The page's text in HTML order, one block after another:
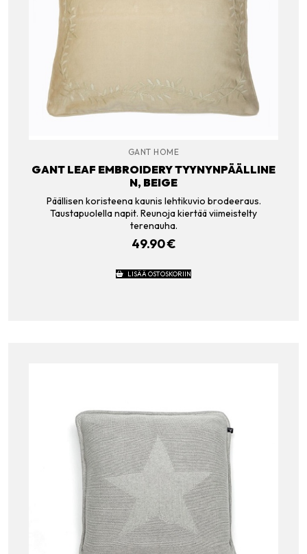
GANT HOME
GANT LEAF EMBROIDERY TYYNYNPÄÄLLINE
N, BEIGE
Päällisen koristeena kaunis lehtikuvio brodeeraus.
Taustapuolella napit. Reunoja kiertää viimeistelty
terenauha.
49.90€
LISÄÄ OSTOSKORIIN